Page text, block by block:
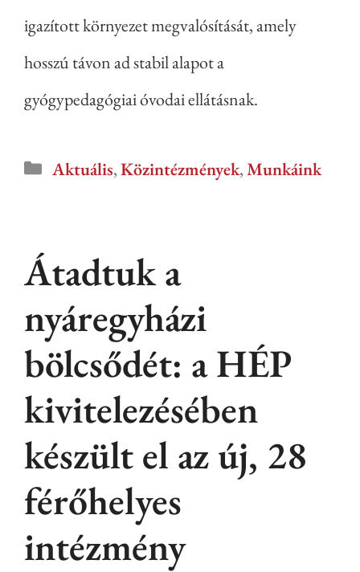
igazított környezet megvalósítását, amely
hosszú távon ad stabil alapot a
gyógypedagógiai óvodai ellátásnak.
Aktuális,Közintézmények,Munkáink
Átadtuk a
nyáregyházi
bölcsődét: a HÉP
kivitelezésében
készült el az új, 28
férőhelyes
intézmény